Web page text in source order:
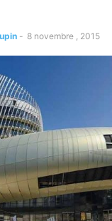
- 8 novembre , 2015